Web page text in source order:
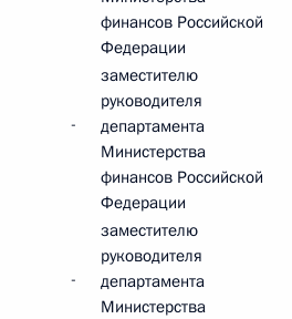
финансов Российской
Федерации
-
заместителю
руководителя
департамента
Министерства
финансов Российской
Федерации
-
заместителю
руководителя
департамента
Министерства